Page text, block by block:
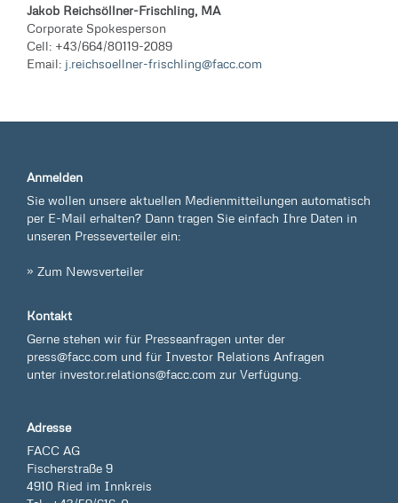
Jakob Reichsöllner-Frischling, MA
Corporate Spokesperson
Cell: +43/664/80119-2089
Email: j.reichsoellner-frischling@facc.com
Anmelden
Sie wollen unsere aktuellen Medienmitteilungen automatisch
per E-Mail erhalten? Dann tragen Sie einfach Ihre Daten in
unseren Presseverteiler ein:
» Zum Newsverteiler
Kontakt
Gerne stehen wir für Presseanfragen unter der
press@facc.com und für Investor Relations Anfragen
unter investor.relations@facc.com zur Verfügung.
Adresse
FACC AG
Fischerstraße 9
4910 Ried im Innkreis